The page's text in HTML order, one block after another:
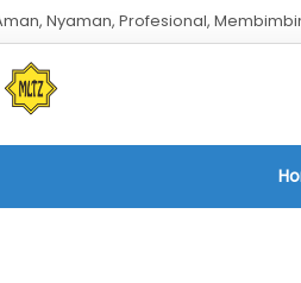
Nyaman, Profesional,